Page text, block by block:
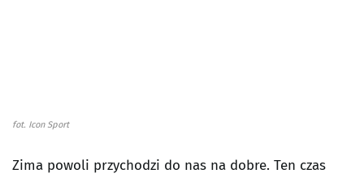
fot. Icon Sport
Zima powoli przychodzi do nas na dobre. Ten czas